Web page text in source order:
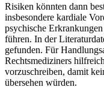
Risiken könnten dann
insbesondere kardiale
psychische
führen. In der
gefunden. Für
Rechtsmediziners
vorzuschreiben, damit
übersehen würden.